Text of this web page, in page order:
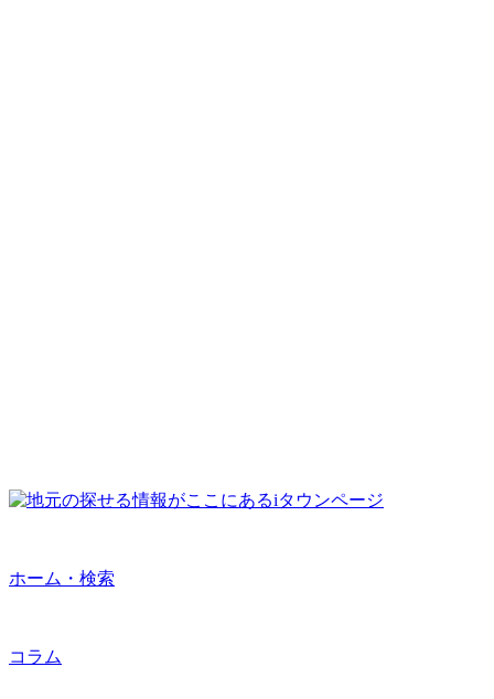
ホーム・検索
コラム